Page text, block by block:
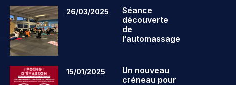
26/03/2025
Séance
découverte
de
l’automassage
15/01/2025
Un nouveau
créneau pour